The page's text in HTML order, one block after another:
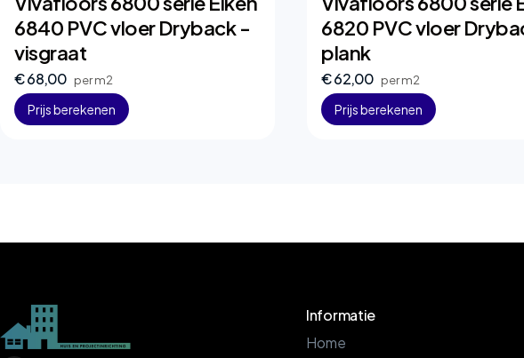
6840 PVC vloer Dryback -
visgraat
€ 68,00 per m2
Prijs berekenen
6820 PVC vloer
plank
€ 62,00 per m2
Prijs berekenen
Informatie
Home